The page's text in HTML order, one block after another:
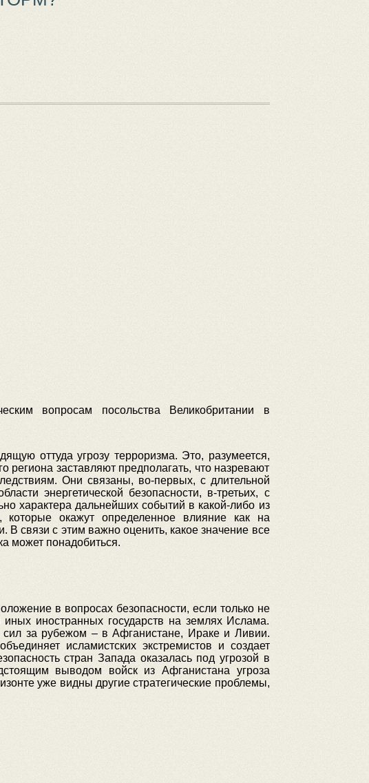
вопросам посольства Великобритании в
оттуда угрозу терроризма. Это, разумеется,
региона заставляют предполагать, что назревают
Они связаны, во-первых, с длительной
энергетической безопасности, в-третьих, с
характера дальнейших событий в какой-либо из
окажут определенное влияние как на
В связи с этим важно оценить, какое значение все
может понадобиться.
в вопросах безопасности, если только не
иностранных государств на землях Ислама.
за рубежом – в Афганистане, Ираке и Ливии.
исламистских экстремистов и создает
стран Запада оказалась под угрозой в
выводом войск из Афганистана угроза
уже видны другие стратегические проблемы,